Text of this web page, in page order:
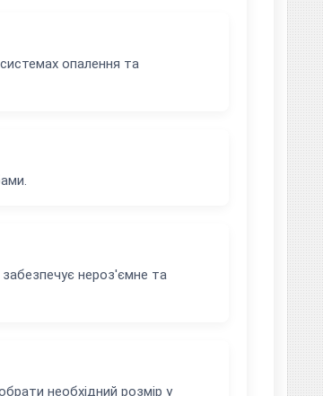
опалення та
нероз'ємне та
необхідний розмір у